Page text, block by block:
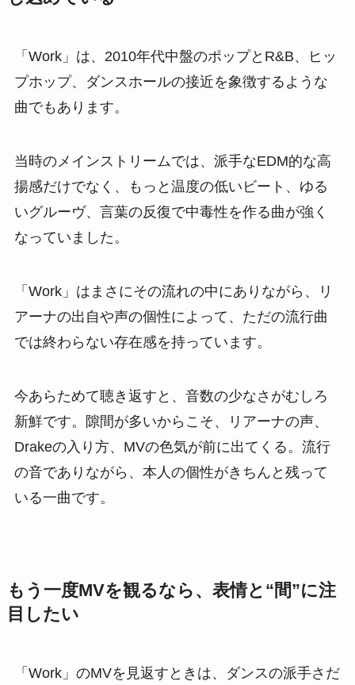
「Work」は、2010年代中盤のポップとR&B、ヒッ
プホップ、ダンスホールの接近を象徴するような
曲でもあります。
当時のメインストリームでは、派手なEDM的な高
揚感だけでなく、もっと温度の低いビート、ゆる
いグルーヴ、言葉の反復で中毒性を作る曲が強く
なっていました。
「Work」はまさにその流れの中にありながら、リ
アーナの出自や声の個性によって、ただの流行曲
では終わらない存在感を持っています。
今あらためて聴き返すと、音数の少なさがむしろ
新鮮です。隙間が多いからこそ、リアーナの声、
Drakeの入り方、MVの色気が前に出てくる。流行
の音でありながら、本人の個性がきちんと残って
いる一曲です。
もう一度MVを観るなら、表情と“間”に注
目したい
「Work」のMVを見返すときは、ダンスの派手さだ